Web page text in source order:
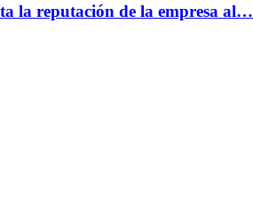
la reputación de la empresa al…